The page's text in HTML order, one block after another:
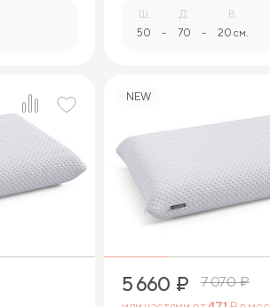
Ш.
50 -
Д.
70 -
В.
20 см.
NEW
1
5 660 ₽ 7 070₽